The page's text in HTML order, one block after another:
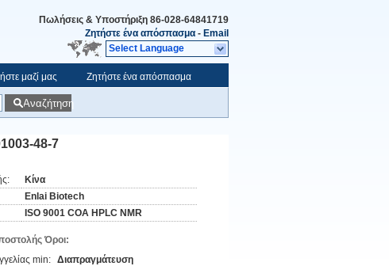
Πωλήσεις & Υποστήριξη 86-028-64841719
Ζητήστε ένα απόσπασμα - Email
Select Language
μαζί μας Ζητήστε ένα απόσπασμα
Αναζήτηση
48-7
Κίνα
Enlai Biotech
ISO 9001 COA HPLC NMR
Όροι:
min: Διαπραγμάτευση